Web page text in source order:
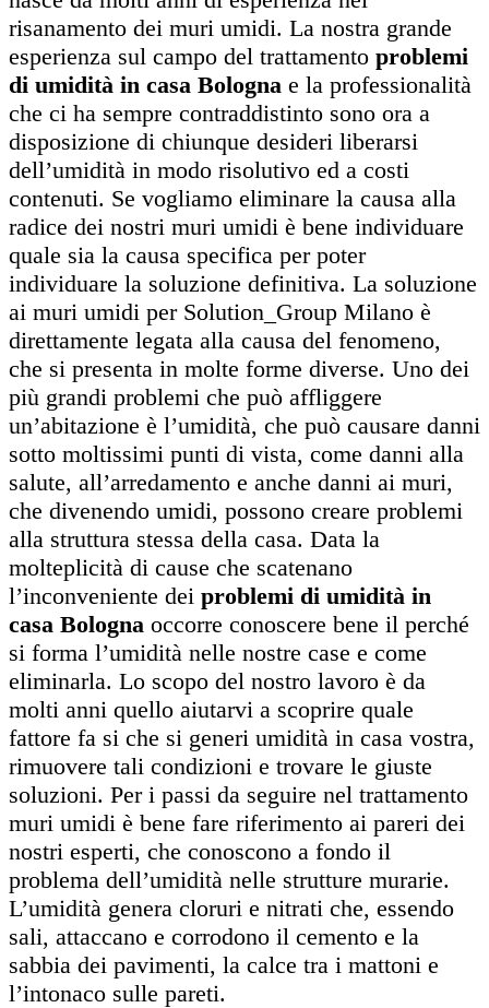
risanamento dei muri umidi. La nostra grande
esperienza sul campo del trattamento problemi
di umidità in casa Bologna e la professionalità
che ci ha sempre contraddistinto sono ora a
disposizione di chiunque desideri liberarsi
dell’umidità in modo risolutivo ed a costi
contenuti. Se vogliamo eliminare la causa alla
radice dei nostri muri umidi è bene individuare
quale sia la causa specifica per poter
individuare la soluzione definitiva. La soluzione
ai muri umidi per Solution_Group Milano è
direttamente legata alla causa del fenomeno,
che si presenta in molte forme diverse. Uno dei
più grandi problemi che può affliggere
un’abitazione è l’umidità, che può causare danni
sotto moltissimi punti di vista, come danni alla
salute, all’arredamento e anche danni ai muri,
che divenendo umidi, possono creare problemi
alla struttura stessa della casa. Data la
molteplicità di cause che scatenano
l’inconveniente dei problemi di umidità in
casa Bologna occorre conoscere bene il perché
si forma l’umidità nelle nostre case e come
eliminarla. Lo scopo del nostro lavoro è da
molti anni quello aiutarvi a scoprire quale
fattore fa si che si generi umidità in casa vostra,
rimuovere tali condizioni e trovare le giuste
soluzioni. Per i passi da seguire nel trattamento
muri umidi è bene fare riferimento ai pareri dei
nostri esperti, che conoscono a fondo il
problema dell’umidità nelle strutture murarie.
L’umidità genera cloruri e nitrati che, essendo
sali, attaccano e corrodono il cemento e la
sabbia dei pavimenti, la calce tra i mattoni e
l’intonaco sulle pareti.